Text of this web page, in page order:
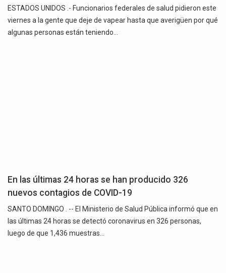
ESTADOS UNIDOS .- Funcionarios federales de salud pidieron este
viernes a la gente que deje de vapear hasta que averigüen por qué
algunas personas están teniendo…
En las últimas 24 horas se han producido 326
nuevos contagios de COVID-19
SANTO DOMINGO . -- El Ministerio de Salud Pública informó que en
las últimas 24 horas se detectó coronavirus en 326 personas,
luego de que 1,436 muestras…